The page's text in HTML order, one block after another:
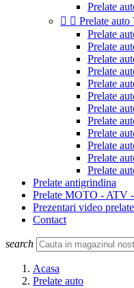
Prelate
  Prelate
Prelate
Prelate
Prelate
Prelate
Prelate
Prelate
Prelate
Prelate
Prelate
Prelate
Prelate
Prelate
Prelate antigrindina
Prelate MOTO - ATV
Prezentari video prelate
Contact
search
Acasa
Prelate auto